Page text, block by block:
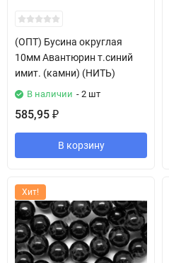
(ОПТ) Бусина округлая
10мм Авантюрин т.синий
имит. (камни) (НИТЬ)
В наличии - 2 шт
585,95 ₽
В корзину
Хит!